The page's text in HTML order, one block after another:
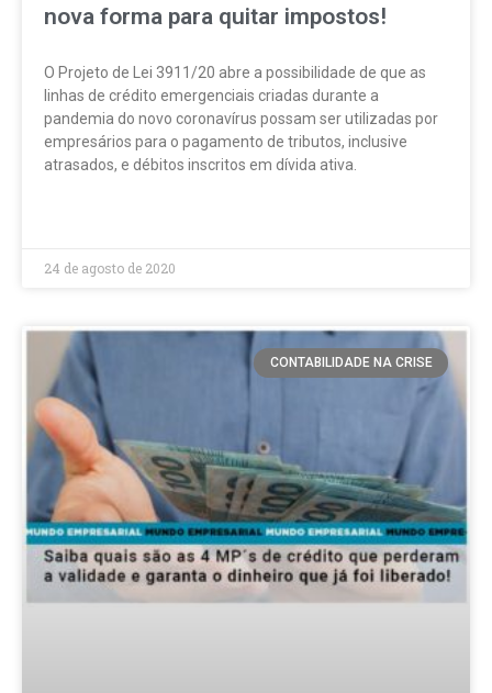
nova forma para quitar impostos!
O Projeto de Lei 3911/20 abre a possibilidade de que as
linhas de crédito emergenciais criadas durante a
pandemia do novo coronavírus possam ser utilizadas por
empresários para o pagamento de tributos, inclusive
atrasados, e débitos inscritos em dívida ativa.
24 de agosto de 2020
CONTABILIDADE NA CRISE